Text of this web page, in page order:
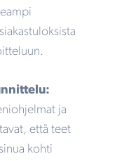
ja
että teet
kohti